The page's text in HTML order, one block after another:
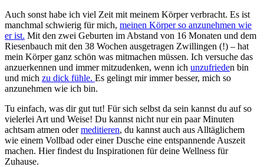
Auch sonst habe ich viel Zeit mit meinem Körper verbracht. Es ist
manchmal schwierig für mich, meinen Körper so anzunehmen wie
er ist. Mit den zwei Geburten im Abstand von 16 Monaten und dem
Riesenbauch mit den 38 Wochen ausgetragen Zwillingen (!) – hat
mein Körper ganz schön was mitmachen müssen. Ich versuche das
anzuerkennen und immer mitzudenken, wenn ich unzufrieden bin
und mich zu dick fühle. Es gelingt mir immer besser, mich so
anzunehmen wie ich bin.
Tu einfach, was dir gut tut! Für sich selbst da sein kannst du auf so
vielerlei Art und Weise! Du kannst nicht nur ein paar Minuten
achtsam atmen odermeditieren, du kannst auch aus Alltäglichem
wie einem Vollbad oder einer Dusche eine entspannende Auszeit
machen. Hier findest du Inspirationen für deine Wellness für
Zuhause.